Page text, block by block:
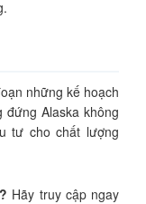
những kế hoạch
Alaska không
tư cho chất lượng
Hãy truy cập ngay